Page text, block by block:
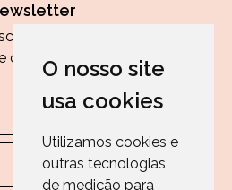
O nosso site
usa cookies
Utilizamos cookies e
outras tecnologias
de medição para
exclusivos e
com as nossas dicas.
ENVIAR